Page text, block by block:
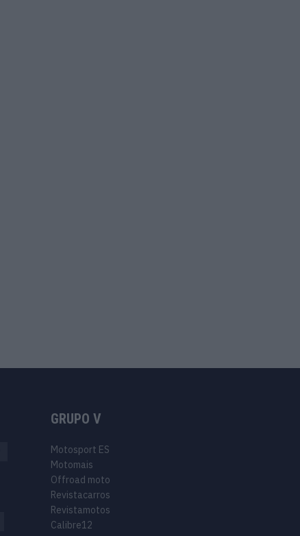
GRUPO V
Motosport ES
Motomais
Offroad moto
Revistacarros
Revistamotos
Calibre12